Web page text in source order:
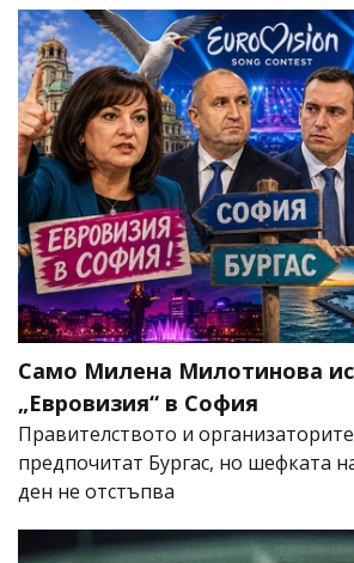
Само Милена Милотинова
„Евровизия“ в София
Правителството и
предпочитат Бургас, но шефката
ден не отстъпва